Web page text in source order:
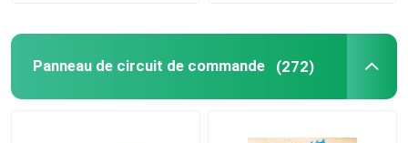
Panneau de circuit de commande (272)